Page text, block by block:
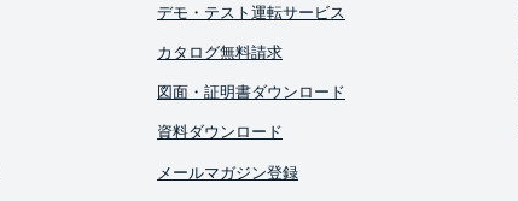
デモ・テスト運転サービス
カタログ無料請求
図面・証明書ダウンロード
資料ダウンロード
メールマガジン登録